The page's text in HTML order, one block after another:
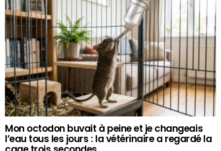
Mon octodon buvait à peine et je changeais
l’eau tous les jours : la vétérinaire a regardé la